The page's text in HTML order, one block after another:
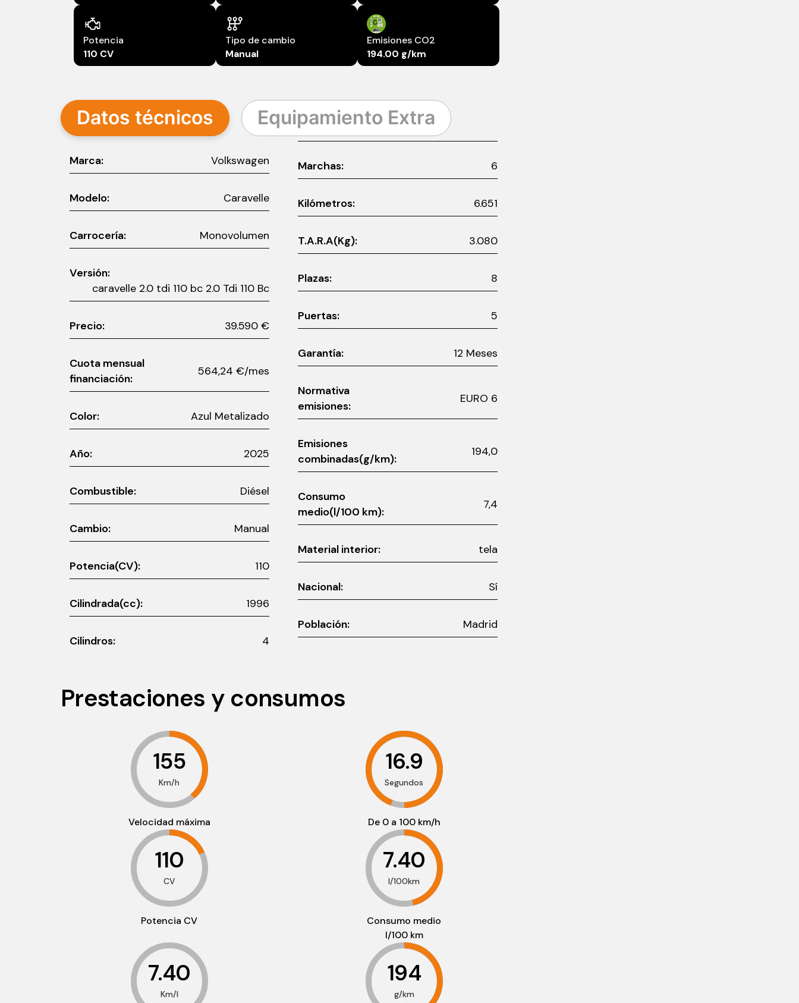
Potencia
110 CV
Tipo de cambio
Manual
Emisiones CO2
194.00 g/km
Datos técnicos Equipamiento Extra
Marca: Volkswagen
Modelo: Caravelle
Carrocería: Monovolumen
Versión:
caravelle 2.0 tdi 110 bc 2.0 Tdi 110 Bc
Precio: 39.590 €
Cuota mensual
financiación:
564,24 €/mes
Color: Azul Metalizado
Año: 2025
Combustible: Diésel
Cambio: Manual
Potencia(CV): 110
Cilindrada(cc): 1996
Cilindros: 4
Marchas: 6
Kilómetros: 6.651
T.A.R.A(Kg): 3.080
Plazas: 8
Puertas: 5
Garantía: 12 Meses
Normativa
emisiones:
EURO 6
Emisiones
combinadas(g/km):
194,0
Consumo
medio(l/100 km):
7,4
Material interior: tela
Nacional: Sí
Población: Madrid
Prestaciones y consumos
155
Km/h
Velocidad máxima
16.9
Segundos
De 0 a 100 km/h
110
CV
Potencia CV
7.40
l/100km
Consumo medio
l/100 km
7.40
Km/l
194
g/km